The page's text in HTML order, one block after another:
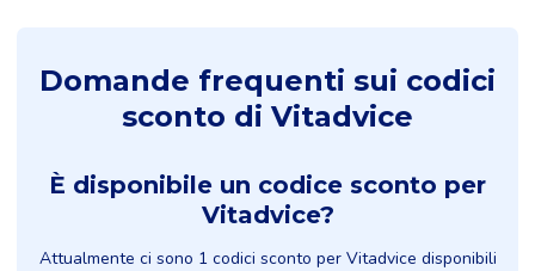
Domande frequenti sui codici
sconto di Vitadvice
È disponibile un codice sconto per
Vitadvice?
Attualmente ci sono 1 codici sconto per Vitadvice disponibili